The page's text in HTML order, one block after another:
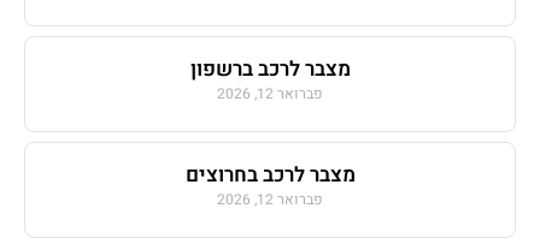
מצבר לרכב ברשפון
פברואר 12, 2026
מצבר לרכב בחרוצים
פברואר 12, 2026